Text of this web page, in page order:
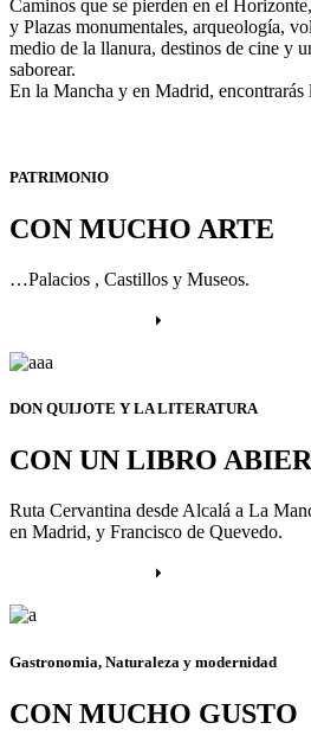
Caminos que se pierden en el
y Plazas monumentales, arqueología,
medio de la llanura, destinos de cine y
saborear.
En la Mancha y en Madrid, encontrarás
PATRIMONIO
CON MUCHO ARTE
…Palacios , Castillos y Museos.
DON QUIJOTE Y LA LITERATURA
CON UN LIBRO
Ruta Cervantina desde Alcalá a La
en Madrid, y Francisco de Quevedo.
Gastronomia, Naturaleza y modernidad
CON MUCHO GUSTO